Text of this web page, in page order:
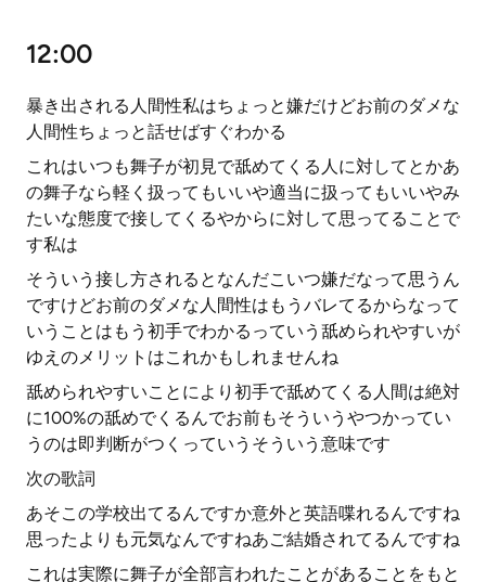
12:00
暴き出される人間性私はちょっと嫌だけどお前のダメな
人間性ちょっと話せばすぐわかる
これはいつも舞子が初見で舐めてくる人に対してとかあ
の舞子なら軽く扱ってもいいや適当に扱ってもいいやみ
たいな態度で接してくるやからに対して思ってることで
す私は
そういう接し方されるとなんだこいつ嫌だなって思うん
ですけどお前のダメな人間性はもうバレてるからなって
いうことはもう初手でわかるっていう舐められやすいが
ゆえのメリットはこれかもしれませんね
舐められやすいことにより初手で舐めてくる人間は絶対
に100%の舐めでくるんでお前もそういうやつかってい
うのは即判断がつくっていうそういう意味です
次の歌詞
あそこの学校出てるんですか意外と英語喋れるんですね
思ったよりも元気なんですねあご結婚されてるんですね
これは実際に舞子が全部言われたことがあることをもと